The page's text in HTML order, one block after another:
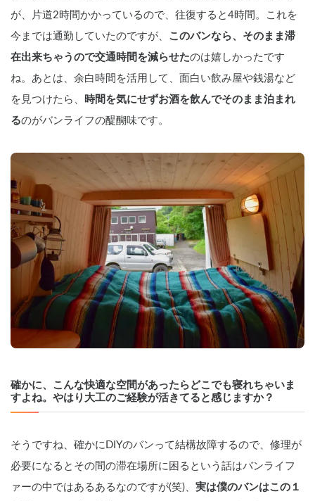
が、片道2時間かかっているので、往復すると4時間。これを
今までは通勤していたのですが、 このバンなら、そのまま滞
在出来ちゃうので交通時間を減らせたのは嬉しかったです
ね。あとは、余白時間を活用して、面白い飲み屋や銭湯など
を見つけたら、
時間を気にせずお酒を飲んでそのまま泊まれ
るのがバンライフの醍醐味です。
確かに、こんな快適な空間があったらどこでも寝れちゃいま
すよね。やはり大工のご経験が活きてると感じますか？
そうですね、確かにDIYのバンって結構故障するので、修理が
必要になるとその間の滞在場所に困るという話はバンライフ
ァーの中ではあるあるなのですが(笑)、 実は僕のバンはこの１